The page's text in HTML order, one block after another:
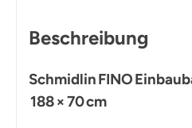
Beschreibung
Schmidlin FINO
188 × 70 cm